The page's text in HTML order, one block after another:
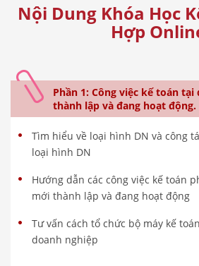
Nội Dung Khóa Học
Hợp
Phần 1: Công việc kế toán
thành lập và đang hoạt động.
Tìm hiểu về loại hình DN và công
loại hình DN
Hướng dẫn các công việc kế toán
mới thành lập và đang hoạt động
Tư vấn cách tổ chức bộ máy kế
doanh nghiệp